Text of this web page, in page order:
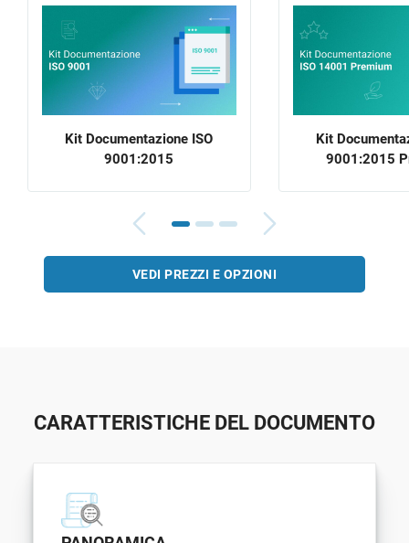
Kit Documentazione ISO
9001:2015
Kit
9001:2015
VEDI PREZZI E OPZIONI
CARATTERISTICHE DEL DOCUMENTO